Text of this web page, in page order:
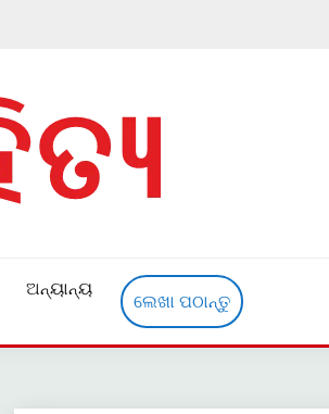
ଅନ୍ୟାନ୍ୟ
ଲେଖା ପଠାନ୍ତୁ